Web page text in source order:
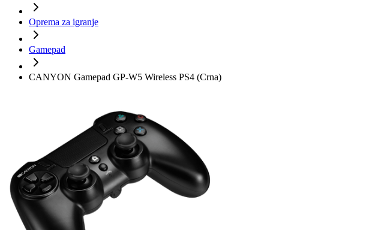
Oprema za igranje
Gamepad
CANYON Gamepad GP-W5 Wireless PS4 (Crna)